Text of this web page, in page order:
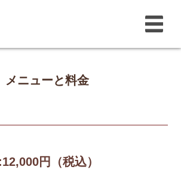
メニューと料金
12,000円（税込）